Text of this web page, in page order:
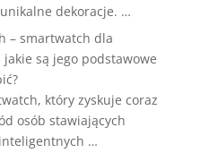
dekoracje. …
– smartwatch dla
są jego podstawowe
który zyskuje coraz
osób stawiających
…